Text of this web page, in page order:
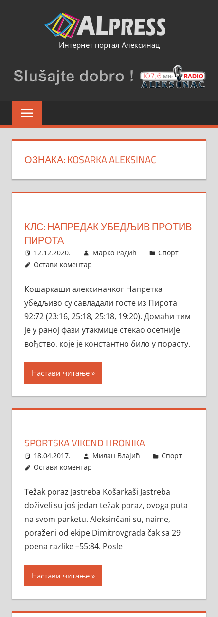
Интернет портал Алексинац
ОЗНАКА:KOSARKA ALEKSINAC
КЛС: НАПРЕДАК УБЕДЉИВ ПРОТИВ
ПИРОТА
12.12.2020. Марко Радић
Спорт
Остави коментар
Кошаркаши алексиначког Напретка
убедљиво су савладали госте из Пирота
92:72 (23:16, 25:18, 25:18, 19:20). Домаћи тим
је у раној фази утакмице стекао осетније
вођство, које је константно било у порасту.
Настави читање
SPORTSKA VIKEND HRONIKA
18.04.2017. Милан Влајић
Спорт
Остави коментар
Težak poraz Jastreba Košarkaši Jastreba
doživeli su još jedan težak poraz, ovoga puta
na svom parketu. Aleksinčani su, naime,
poraženi od ekipe Dimitrovgrada čak sa 29
poena razlike –55:84. Posle
Настави читање